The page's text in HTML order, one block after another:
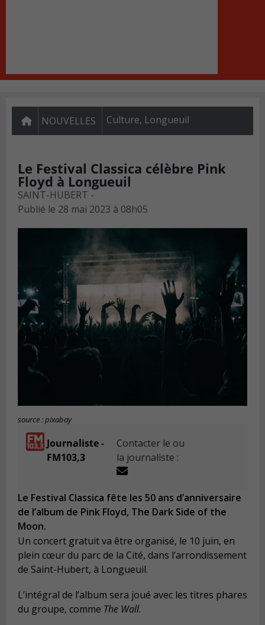
NOUVELLES Culture, Longueuil
Le Festival Classica célèbre Pink
Floyd à Longueuil
SAINT-HUBERT -
Publié le 28 mai 2023 à 08h05
source : pixabay
Journaliste -
FM103,3
Contacter le ou
la journaliste :
Le Festival Classica fête les 50 ans d’anniversaire
de l’album de Pink Floyd, The Dark Side of the
Moon.
Un concert gratuit va être organisé, le 10 juin, en
plein cœur du parc de la Cité, dans l’arrondissement
de Saint-Hubert, à Longueuil.
L’intégral de l’album sera joué avec les titres phares
du groupe, comme The Wall.